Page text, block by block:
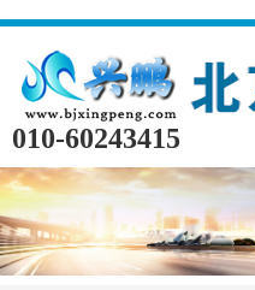
010-60243415